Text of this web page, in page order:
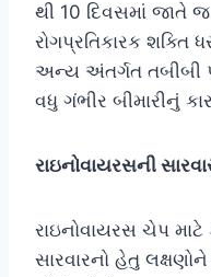
થી 10 દિવસમાં જાતે
રોગપ્રતિકારક શક્તિ
અન્ય અંતર્ગત તબીબી
વધુ ગંભીર બીમારીનું
રાઇનોવાયરસની
રાઇનોવાયરસ ચેપ માટે
સારવારનો હેતુ